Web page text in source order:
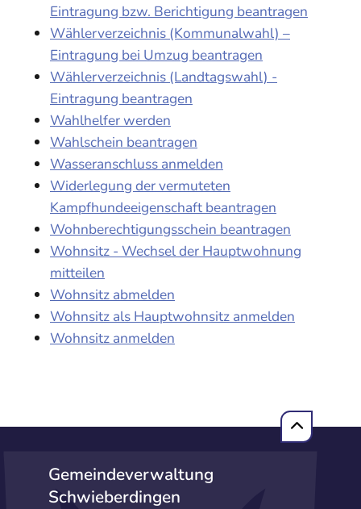
Eintragung bzw. Berichtigung beantragen
Wählerverzeichnis (Kommunalwahl) –
Eintragung bei Umzug beantragen
Wählerverzeichnis (Landtagswahl) -
Eintragung beantragen
Wahlhelfer werden
Wahlschein beantragen
Wasseranschluss anmelden
Widerlegung der vermuteten
Kampfhundeeigenschaft beantragen
Wohnberechtigungsschein beantragen
Wohnsitz - Wechsel der Hauptwohnung
mitteilen
Wohnsitz abmelden
Wohnsitz als Hauptwohnsitz anmelden
Wohnsitz anmelden
Gemeindeverwaltung
Schwieberdingen